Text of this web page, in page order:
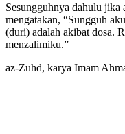
Sesungguhnya dahulu jika
mengatakan, “Sungguh
(duri) adalah akibat dosa.
menzalimiku.”
az-Zuhd, karya Imam